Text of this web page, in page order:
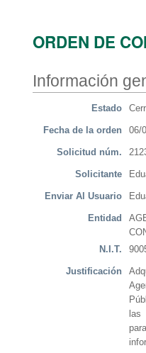
ORDEN DE
Información
Estado
Fecha de la orden 06/
Solicitud núm.
Solicitante
Enviar Al Usuario
Entidad
N.I.T.
Justificación
las